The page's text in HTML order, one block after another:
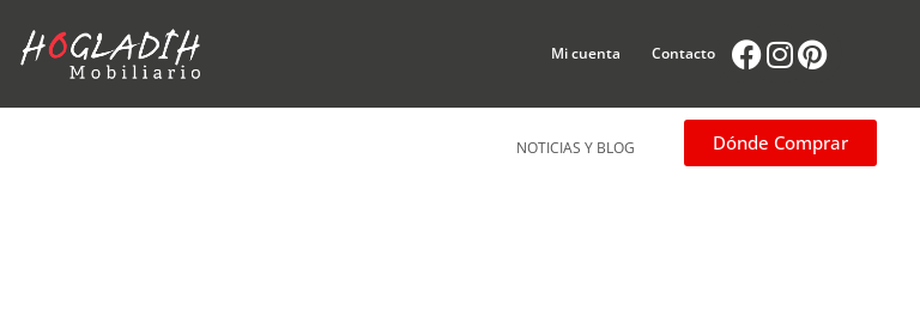
Mi cuenta Contacto Facebook
Instagram
NOTICIAS Y BLOG Dónde Comprar